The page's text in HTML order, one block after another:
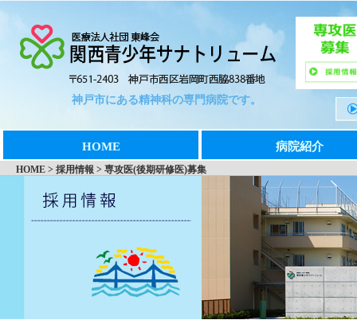
神戸市にある精神科の専門病院です。
HOME 病院紹介
HOME > 採用情報 > 専攻医(後期研修医)募集